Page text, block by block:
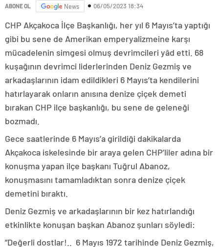
ABONE OL News 06/05/2023 18:34
CHP Akçakoca İlçe Başkanlığı, her yıl 6 Mayıs’ta yaptığı
gibi bu sene de Amerikan emperyalizmeine karşı
mücadelenin simgesi olmuş devrimcileri yâd etti. 68
kuşağının devrimci liderlerinden Deniz Gezmiş ve
arkadaşlarının idam edildikleri 6 Mayıs’ta kendilerini
hatırlayarak onların anısına denize çiçek demeti
bırakan CHP ilçe başkanlığı, bu sene de geleneği
bozmadı.
Gece saatlerinde 6 Mayıs’a girildiği dakikalarda
Akçakoca iskelesinde bir araya gelen CHP’liler adına bir
konuşma yapan ilçe başkanı Tuğrul Abanoz,
konuşmasını tamamladıktan sonra denize çiçek
demetini bıraktı.
Deniz Gezmiş ve arkadaşlarının bir kez hatırlandığı
etkinlikte konuşan başkan Abanoz şunları söyledi:
”Değerli dostlar!.. 6 Mayıs 1972 tarihinde Deniz Gezmiş,